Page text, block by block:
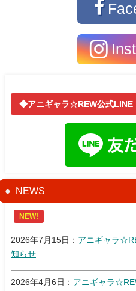
◆アニギャラ☆REW公式LINE
NEWS
NEW!
2026年7月15日： アニギャラ
知らせ
2026年4月6日： アニギャラ